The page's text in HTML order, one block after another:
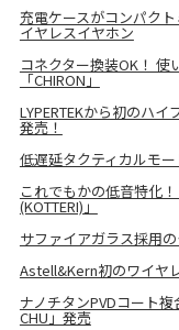
充電ケースがコンパク
イヤレスイヤホン
コネクター換装OK！ 使
「CHIRON」
LYPERTEKから初のハ
発売！
低遅延タクティカルモー
これでもかの低音特化
(KOTTERI)」
サファイアガラス採用
Astell&Kern初のワイヤ
ナノチタンPVDコート
CHU」発売